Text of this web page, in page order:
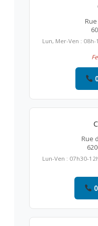
Lun, Mer-Ven :
Rue
Lun-Ven : 07h30-